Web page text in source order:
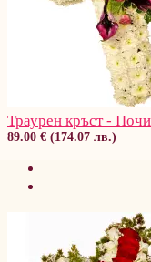
Траурен кръст -
89.00 € (174.07 лв.)